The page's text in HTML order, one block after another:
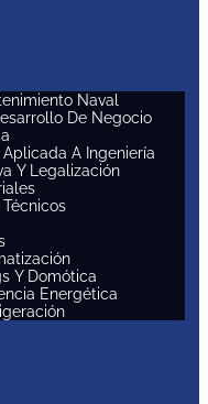
Naval
De Negocio
A Ingeniería
Y Legalización
Y Domótica
Energética